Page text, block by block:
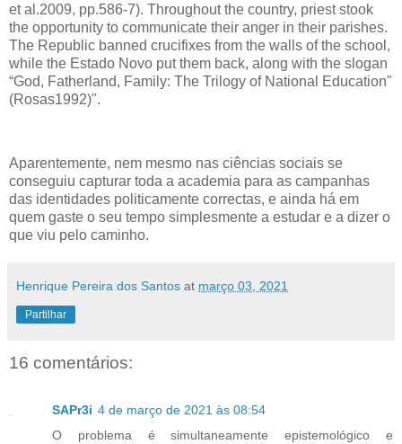
et al.2009, pp.586-7). Throughout the country, priest stook
the opportunity to communicate their anger in their parishes.
The Republic banned crucifixes from the walls of the school,
while the Estado Novo put them back, along with the slogan
“God, Fatherland, Family: The Trilogy of National Education"
(Rosas1992)".
Aparentemente, nem mesmo nas ciências sociais se
conseguiu capturar toda a academia para as campanhas
das identidades politicamente correctas, e ainda há em
quem gaste o seu tempo simplesmente a estudar e a dizer o
que viu pelo caminho.
Henrique Pereira dos Santos at março 03, 2021
Partilhar
16 comentários:
SAPr3i 4 de março de 2021 às 08:54
O problema é simultaneamente epistemológico e